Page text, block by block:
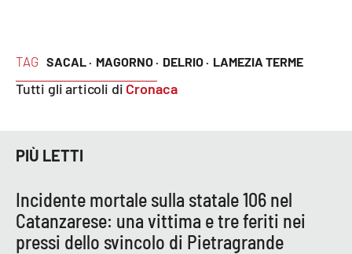
LOCALI
Crotone
Vibo Valentia
Reggio Calabria
TAG SACAL · MAGORNO · DELRIO · LAMEZIA TERME
Tutti gli articoli di Cronaca
PIÙ LETTI
Incidente mortale sulla statale 106 nel
Catanzarese: una vittima e tre feriti nei
pressi dello svincolo di Pietragrande